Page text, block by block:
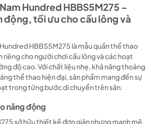
Hundred HBBS5M275 –
động, tối ưu cho cầu lông và
HBBS5M275 là mẫu quần thể thao
cho người chơi cầu lông và các hoạt
độ cao. Với chất liệu nhẹ, khả năng thoáng
thể thao hiện đại, sản phẩm mang đến sự
trong từng bước di chuyển trên sân.
năng động
sở hữu thiết kế đơn giản nhưng mạnh mẽ,